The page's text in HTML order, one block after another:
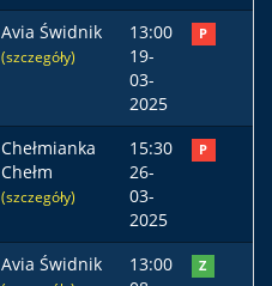
Avia Świdnik
(szczegóły)
13:00
19-
03-
2025
P
Chełmianka
Chełm
(szczegóły)
15:30
26-
03-
2025
P
Avia Świdnik
13:00
Z